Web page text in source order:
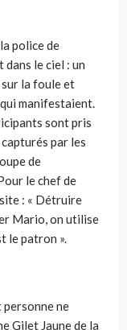
police de
le ciel : un
sur la foule et
manifestaient.
sont pris
par les
de
le chef de
: « Détruire
Mario, on utilise
le patron ».
personne ne
Gilet Jaune de la